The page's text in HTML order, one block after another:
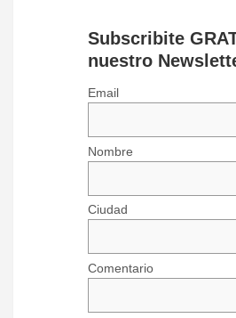
Subscribite
nuestro
Email
Nombre
Ciudad
Comentario